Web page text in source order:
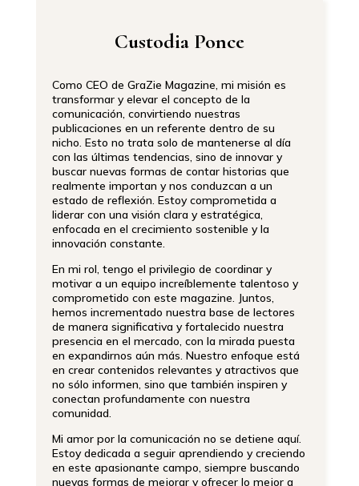
Custodia Ponce
Como CEO de GraZie Magazine, mi misión es
transformar y elevar el concepto de la
comunicación, convirtiendo nuestras
publicaciones en un referente dentro de su
nicho. Esto no trata solo de mantenerse al día
con las últimas tendencias, sino de innovar y
buscar nuevas formas de contar historias que
realmente importan y nos conduzcan a un
estado de reflexión. Estoy comprometida a
liderar con una visión clara y estratégica,
enfocada en el crecimiento sostenible y la
innovación constante.
En mi rol, tengo el privilegio de coordinar y
motivar a un equipo increíblemente talentoso y
comprometido con este magazine. Juntos,
hemos incrementado nuestra base de lectores
de manera significativa y fortalecido nuestra
presencia en el mercado, con la mirada puesta
en expandirnos aún más. Nuestro enfoque está
en crear contenidos relevantes y atractivos que
no sólo informen, sino que también inspiren y
conectan profundamente con nuestra
comunidad.
Mi amor por la comunicación no se detiene aquí.
Estoy dedicada a seguir aprendiendo y creciendo
en este apasionante campo, siempre buscando
nuevas formas de mejorar y ofrecer lo mejor a